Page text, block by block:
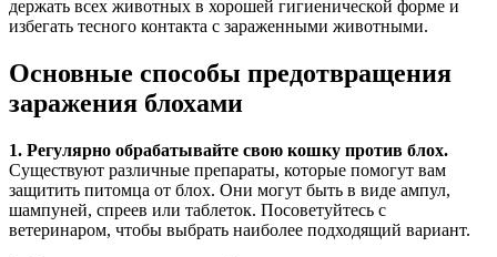
держать всех животных в хорошей гигиенической форме и
избегать тесного контакта с зараженными животными.
Основные способы предотвращения
заражения блохами
1. Регулярно обрабатывайте свою кошку против блох.
Существуют различные препараты, которые помогут вам
защитить питомца от блох. Они могут быть в виде ампул,
шампуней, спреев или таблеток. Посоветуйтесь с
ветеринаром, чтобы выбрать наиболее подходящий вариант.